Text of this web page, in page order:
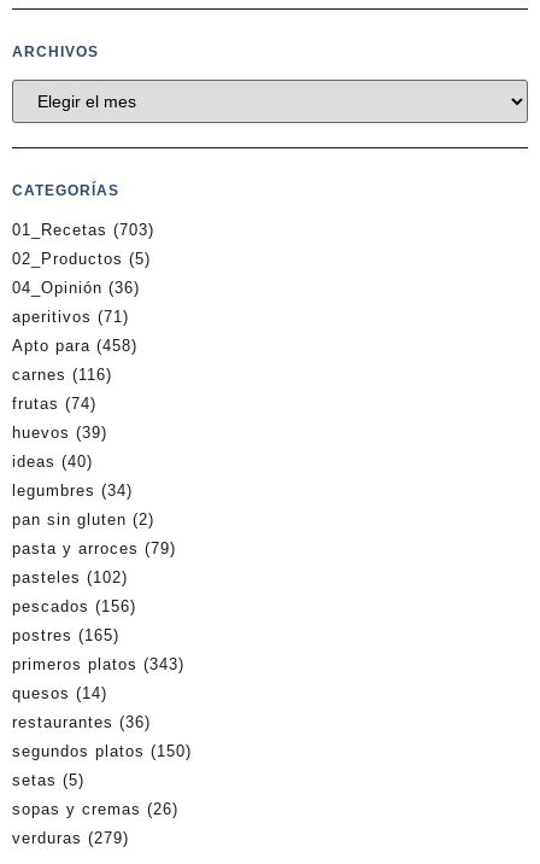
ARCHIVOS
CATEGORÍAS
01_Recetas (703)
02_Productos (5)
04_Opinión (36)
aperitivos (71)
Apto para (458)
carnes (116)
frutas (74)
huevos (39)
ideas (40)
legumbres (34)
pan sin gluten (2)
pasta y arroces (79)
pasteles (102)
pescados (156)
postres (165)
primeros platos (343)
quesos (14)
restaurantes (36)
segundos platos (150)
setas (5)
sopas y cremas (26)
verduras (279)